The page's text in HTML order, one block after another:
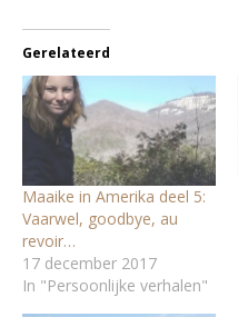
Gerelateerd
Maaike in Amerika deel 5:
Vaarwel, goodbye, au
revoir…
17 december 2017
In "Persoonlijke verhalen"